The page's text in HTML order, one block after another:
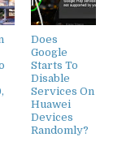
Does
Google
Starts To
Disable
Services On
Huawei
Devices
Randomly?